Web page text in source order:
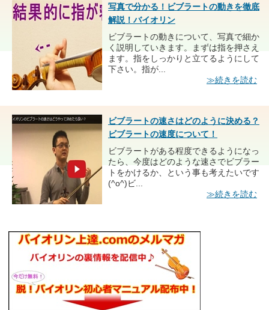
写真で分かる！ビブラートの動きを徹底
解説！バイオリン
ビブラートの動きについて、写真で細か
く説明していきます。まずは指を押さえ
ます。指をしっかりと立てるようにして
下さい。指が...
≫続きを読む
ビブラートの速さはどのように決める？
ビブラートの速度について！
ビブラートがある程度できるようになっ
たら、今度はどのような速さでビブラー
トをかけるか、という事も考えたいです
(^o^)ビ...
≫続きを読む